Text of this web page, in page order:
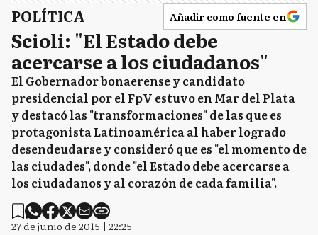
POLÍTICA Añadir como fuente en
Scioli: "El Estado debe
acercarse a los ciudadanos"
El Gobernador bonaerense y candidato
presidencial por el FpV estuvo en Mar del Plata
y destacó las "transformaciones" de las que es
protagonista Latinoamérica al haber logrado
desendeudarse y consideró que es "el momento de
las ciudades", donde "el Estado debe acercarse a
los ciudadanos y al corazón de cada familia".
27 de junio de 2015 | 22:25